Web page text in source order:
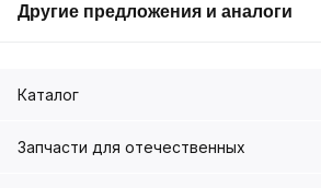
Другие предложения и аналоги
Каталог
Запчасти для отечественных